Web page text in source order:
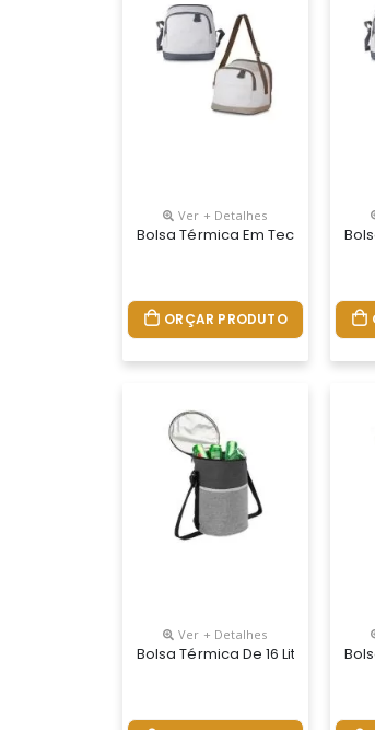
Ver + Detalhes
Bolsa Térmica Em Tecido
ORÇAR PRODUTO
Ver + Detalhes
Bolsa Térmica De 16 Litros.